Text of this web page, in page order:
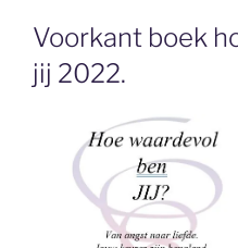
Voorkant boek
jij 2022.